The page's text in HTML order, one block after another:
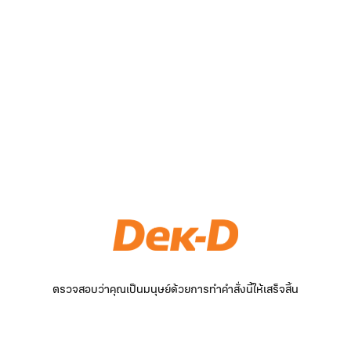
ตรวจสอบว่าคุณเป็นมนุษย์ด้วยการทำคำสั่งนี้ให้เสร็จสิ้น